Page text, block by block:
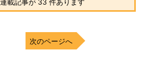
載記事が 33 件あります
次のページへ